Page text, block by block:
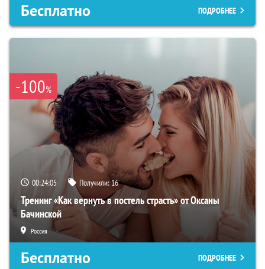
Бесплатно ПОДРОБНЕЕ
-100%
00:24:04 Получили:16
Тренинг «Как вернуть в постель страсть» от Оксаны
Бачинской
Россия
Бесплатно ПОДРОБНЕЕ